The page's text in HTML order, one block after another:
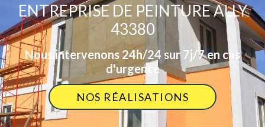
ENTREPRISE DE PEINTURE ALLY
43380
Nous intervenons 24h/24 sur 7j/7 en cas
d'urgence
NOS RÉALISATIONS